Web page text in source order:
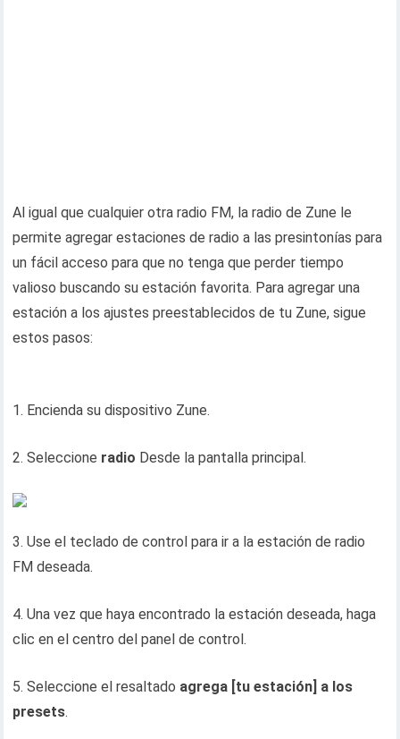
Al igual que cualquier otra radio FM, la radio de Zune le
permite agregar estaciones de radio a las presintonías para
un fácil acceso para que no tenga que perder tiempo
valioso buscando su estación favorita. Para agregar una
estación a los ajustes preestablecidos de tu Zune, sigue
estos pasos:
1. Encienda su dispositivo Zune.
2. Seleccione radio Desde la pantalla principal.
3. Use el teclado de control para ir a la estación de radio
FM deseada.
4. Una vez que haya encontrado la estación deseada, haga
clic en el centro del panel de control.
5. Seleccione el resaltado agrega [tu estación] a los
presets.